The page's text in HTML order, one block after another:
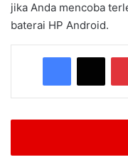
jika Anda mencoba
baterai HP Android.
Facebook
X